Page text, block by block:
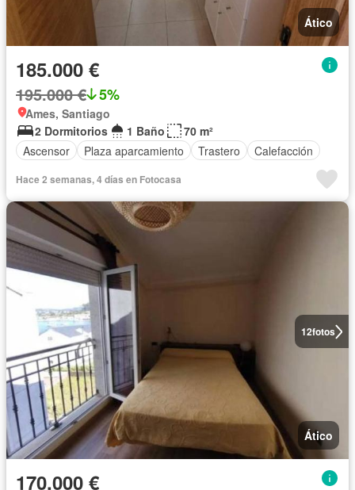
Ático
185.000 €
195.000 € 5%
Ames, Santiago
2 Dormitorios
1 Baño
70 m²
Ascensor
Plaza aparcamiento Trastero Calefacción
Hace 2 semanas, 4 días en Fotocasa
12fotos
Ático
170.000 €